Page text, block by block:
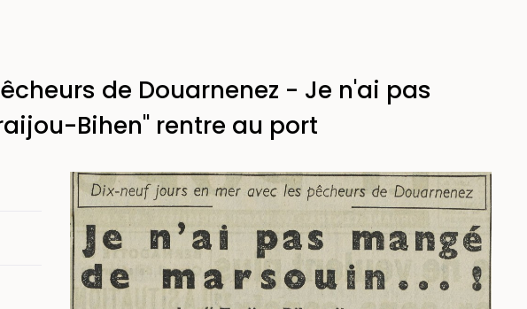
de Douarnenez - Je n'ai pas
Bihen" rentre au port
Image